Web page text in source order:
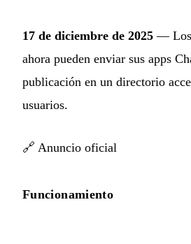
17 de diciembre de 2025 — Los
ahora pueden enviar sus apps
publicación en un directorio
usuarios.
🔗 Anuncio oficial
Funcionamiento